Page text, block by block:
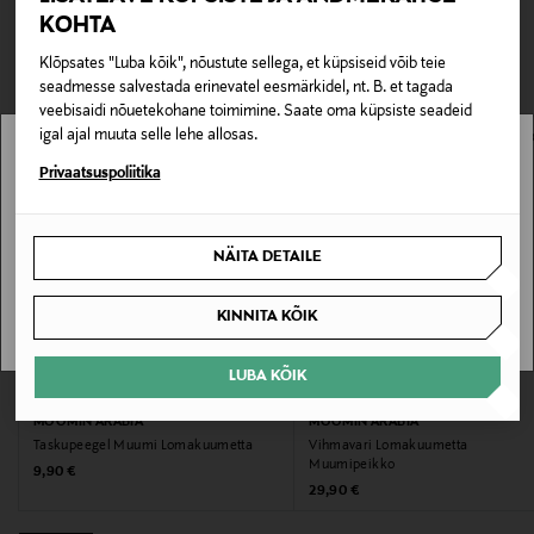
KOHTA
Klõpsates "Luba kõik", nõustute sellega, et küpsiseid võib teie
seadmesse salvestada erinevatel eesmärkidel, nt. B. et tagada
veebisaidi nõuetekohane toimimine. Saate oma küpsiste seadeid
igal ajal muuta selle lehe allosas.
Privaatsuspoliitika
NÄITA DETAILE
KINNITA KÕIK
LUBA KÕIK
Valmistatud vastupidavast PU-materjalist, sees
polüestervooder. Mõõdud 15 × 10 × 1 cm.
Tootenumber
178361460
Materjal
Värv
15 x 10 x 1 cm
Tootjamaa
Tarnimine pakiautomaati või postkontorisse
TEISED KLIENDID
VAATASID KA
EELIS KUPONGIGA
MOOMIN ARABIA
Taskupeegel Muumi Lomakuumetta
Original Price
9,90 €
EELIS KUPONGIGA
MOOMIN ARABIA
Vihmavari Lomakuumetta
Muumipeikko
Original Price
29,90 €
Stockmann pole Sinu riigis saadaval.
SAAN ARU